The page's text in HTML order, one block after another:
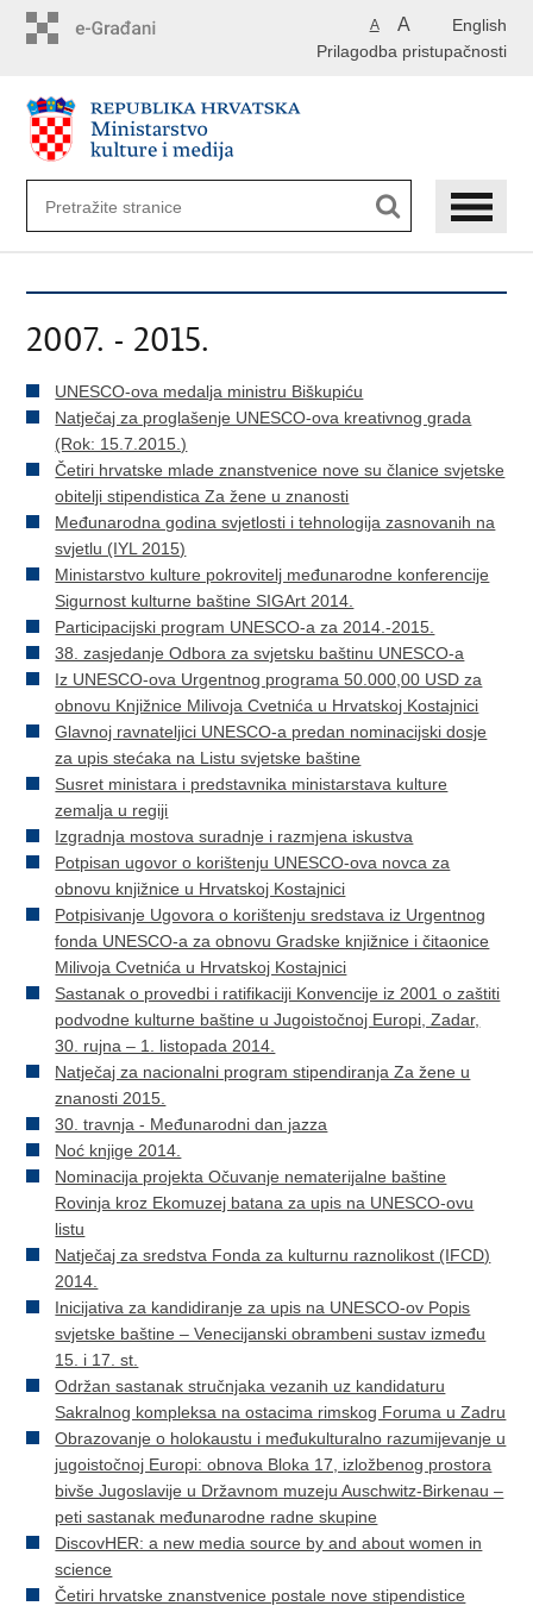
English
A A
Prilagodba pristupačnosti
2007. - 2015.
UNESCO-ova medalja ministru Biškupiću
Natječaj za proglašenje UNESCO-ova kreativnog grada
(Rok: 15.7.2015.)
Četiri hrvatske mlade znanstvenice nove su članice svjetske
obitelji stipendistica Za žene u znanosti
Međunarodna godina svjetlosti i tehnologija zasnovanih na
svjetlu (IYL 2015)
Ministarstvo kulture pokrovitelj međunarodne konferencije
Sigurnost kulturne baštine SIGArt 2014.
Participacijski program UNESCO-a za 2014.-2015.
38. zasjedanje Odbora za svjetsku baštinu UNESCO-a
Iz UNESCO-ova Urgentnog programa 50.000,00 USD za
obnovu Knjižnice Milivoja Cvetnića u Hrvatskoj Kostajnici
Glavnoj ravnateljici UNESCO-a predan nominacijski dosje
za upis stećaka na Listu svjetske baštine
Susret ministara i predstavnika ministarstava kulture
zemalja u regiji
Izgradnja mostova suradnje i razmjena iskustva
Potpisan ugovor o korištenju UNESCO-ova novca za
obnovu knjižnice u Hrvatskoj Kostajnici
Potpisivanje Ugovora o korištenju sredstava iz Urgentnog
fonda UNESCO-a za obnovu Gradske knjižnice i čitaonice
Milivoja Cvetnića u Hrvatskoj Kostajnici
Sastanak o provedbi i ratifikaciji Konvencije iz 2001 o zaštiti
podvodne kulturne baštine u Jugoistočnoj Europi, Zadar,
30. rujna – 1. listopada 2014.
Natječaj za nacionalni program stipendiranja Za žene u
znanosti 2015.
30. travnja - Međunarodni dan jazza
Noć knjige 2014.
Nominacija projekta Očuvanje nematerijalne baštine
Rovinja kroz Ekomuzej batana za upis na UNESCO-ovu
listu
Natječaj za sredstva Fonda za kulturnu raznolikost (IFCD)
2014.
Inicijativa za kandidiranje za upis na UNESCO-ov Popis
svjetske baštine – Venecijanski obrambeni sustav između
15. i 17. st.
Održan sastanak stručnjaka vezanih uz kandidaturu
Sakralnog kompleksa na ostacima rimskog Foruma u Zadru
Obrazovanje o holokaustu i međukulturalno razumijevanje u
jugoistočnoj Europi: obnova Bloka 17, izložbenog prostora
bivše Jugoslavije u Državnom muzeju Auschwitz-Birkenau –
peti sastanak međunarodne radne skupine
DiscovHER: a new media source by and about women in
science
Četiri hrvatske znanstvenice postale nove stipendistice